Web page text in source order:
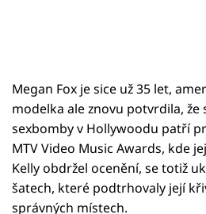
Megan Fox je sice už 35 let,
modelka ale znovu potvrdila, že
sexbomby v Hollywoodu patří
MTV Video Music Awards, kde
Kelly obdržel ocenění, se totiž
šatech, které podtrhovaly její
správných místech.